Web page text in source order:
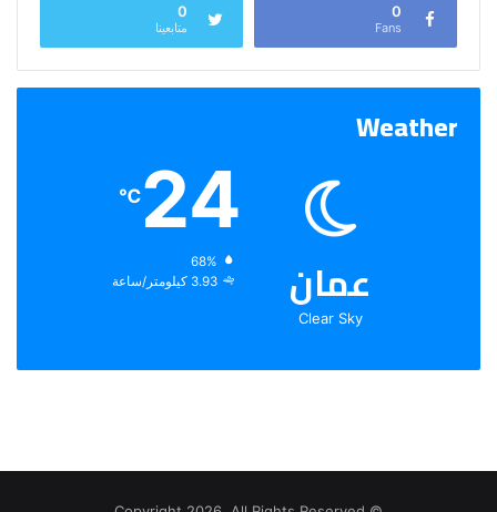
0
Fans
0
متابعينا
Weather
عمان
Clear Sky
24
℃
الرطوبة:
الرياح:3.93 كيلومتر/ساعة